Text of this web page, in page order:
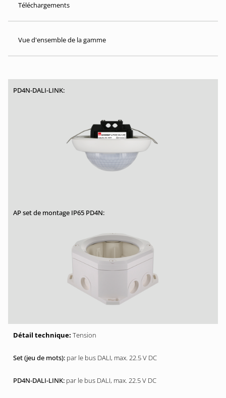
Téléchargements
Vue d'ensemble de la gamme
Tension
par le bus DALI, max. 22.5 V DC
par le bus DALI, max. 22.5 V DC